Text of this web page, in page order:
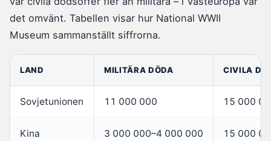
det omvänt. Tabellen visar hur National WWII
Museum sammanställt siffrorna.
LAND MILITÄRA DÖDA CIVILA
Sovjetunionen 11 000 000 15 000
Kina 3 000 000–4 000 000 15 000